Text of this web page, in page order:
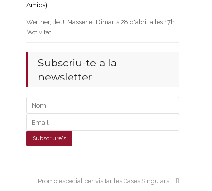
Amics)
Werther, de J. Massenet Dimarts 28 d'abril a les 17h
*Activitat…
Subscriu-te a la
newsletter
next
Promo especial per visitar les Cases Singulars!